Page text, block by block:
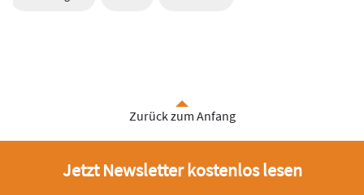
Zurück zum Anfang
Jetzt Newsletter kostenlos lesen